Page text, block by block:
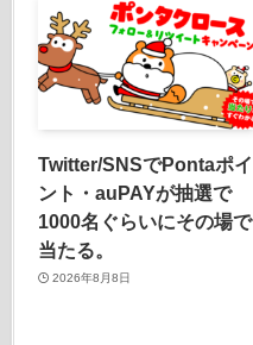
Twitter/SNSでPontaポイ
ント・auPAYが抽選で
1000名ぐらいにその場で
当たる。
2026年8月8日